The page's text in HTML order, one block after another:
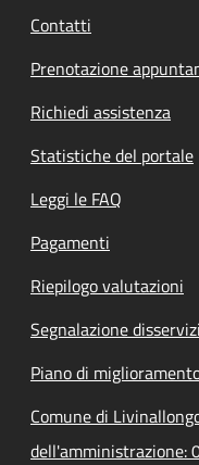
Contatti
Prenotazione
Richiedi assistenza
Statistiche del portale
Leggi le FAQ
Pagamenti
Riepilogo valutazioni
Segnalazione
Piano di
Comune di
dell'amministrazione: